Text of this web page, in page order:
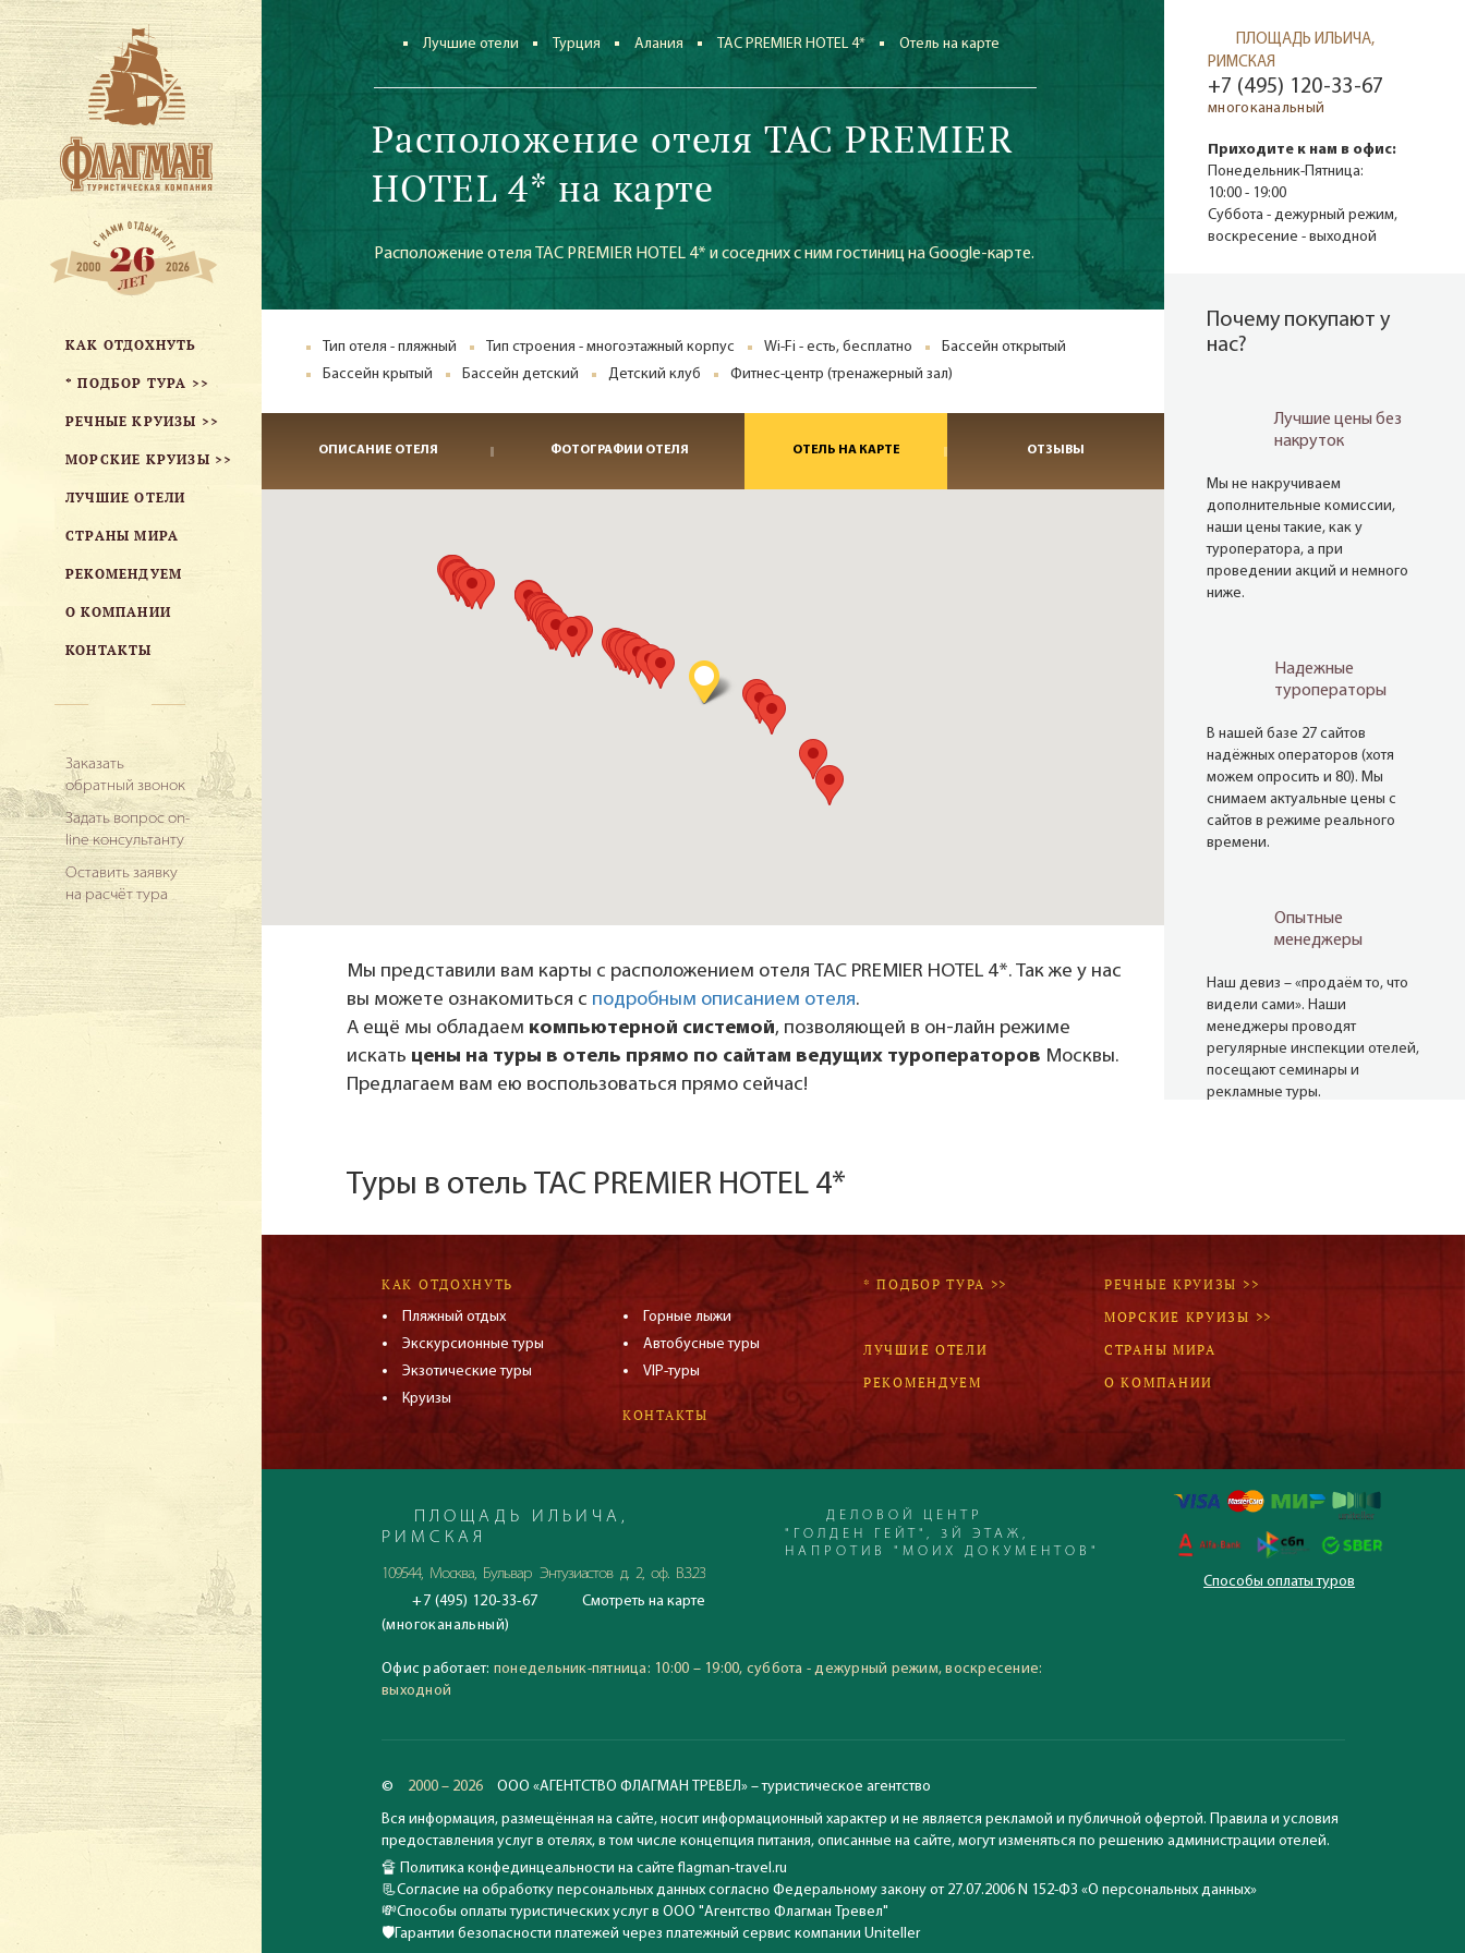
КАК ОТДОХНУТЬ
* ПОДБОР ТУРА >>
РЕЧНЫЕ КРУИЗЫ >>
МОРСКИЕ КРУИЗЫ >>
ЛУЧШИЕ ОТЕЛИ
СТРАНЫ МИРА
РЕКОМЕНДУЕМ
О КОМПАНИИ
КОНТАКТЫ
Заказать
обратный звонок
Задать вопрос on-
line консультанту
Оставить заявку
на расчёт тура
Лучшие отели Турция Алания TAC PREMIER HOTEL 4* Отель на карте
Расположение отеля TAC PREMIER
HOTEL 4* на карте
Расположение отеля TAC PREMIER HOTEL 4* и соседних с ним гостиниц на Google-карте.
Тип отеля - пляжный Тип строения - многоэтажный корпус Wi-Fi - есть, бесплатно
Бассейн открытый
Бассейн крытый
Бассейн детский Детский клуб Фитнес-центр (тренажерный зал)
ОПИСАНИЕ ОТЕЛЯ ФОТОГРАФИИ ОТЕЛЯ ОТЕЛЬ НА КАРТЕ ОТЗЫВЫ
Мы представили вам карты с расположением отеля TAC PREMIER HOTEL 4*. Так же у нас
вы можете ознакомиться с подробным описанием отеля.
А ещё мы обладаем компьютерной системой, позволяющей в он-лайн режиме
искать цены на туры в отель прямо по сайтам ведущих туроператоров Москвы.
Предлагаем вам ею воспользоваться прямо сейчас!
ПЛОЩАДЬ ИЛЬИЧА,
РИМСКАЯ
+7 (495) 120-33-67
многоканальный
Приходите к нам в офис:
Понедельник-Пятница:
10:00 - 19:00
Суббота - дежурный режим,
воскресение - выходной
Почему покупают у
нас?
Лучшие цены без
накруток
Мы не накручиваем
дополнительные комиссии,
наши цены такие, как у
туроператора, а при
проведении акций и немного
ниже.
Надежные
туроператоры
В нашей базе 27 сайтов
надёжных операторов (хотя
можем опросить и 80). Мы
снимаем актуальные цены с
сайтов в режиме реального
времени.
Опытные
менеджеры
Наш девиз – «продаём то, что
видели сами». Наши
менеджеры проводят
регулярные инспекции отелей,
посещают семинары и
рекламные туры.
Мы не продаём туры он-лайн.
убедится в наличии тура по
это связывается с клиентом.
Да! Это не современно, но зато
Туры в отель TAC PREMIER HOTEL 4*
КАК ОТДОХНУТЬ
Пляжный отдых
Экскурсионные туры
Экзотические туры
Круизы
Горные лыжи
Автобусные туры
VIP-туры
* ПОДБОР ТУРА >>
РЕЧНЫЕ КРУИЗЫ >>
МОРСКИЕ КРУИЗЫ >>
ЛУЧШИЕ ОТЕЛИ
СТРАНЫ МИРА
РЕКОМЕНДУЕМ
О КОМПАНИИ
КОНТАКТЫ
ПЛОЩАДЬ ИЛЬИЧА,
РИМСКАЯ
109544, Москва, Бульвар Энтузиастов д. 2, оф. В.3.23
+7 (495) 120-33-67
(многоканальный)
Смотреть на карте
ДЕЛОВОЙ ЦЕНТР
"ГОЛДЕН ГЕЙТ", 3Й ЭТАЖ,
НАПРОТИВ "МОИХ ДОКУМЕНТОВ"
воскресение: выходной
Офис работает: понедельник-пятница: 10:00 – 19:00, суббота - дежурный режим, воскресение:
выходной
Способы оплаты туров
© 2000 – 2026
ООО «АГЕНТСТВО ФЛАГМАН ТРЕВЕЛ» – туристическое агентство
Вся информация, размещённая на сайте, носит информационный характер и не является рекламой и публичной офертой. Правила и условия
предоставления услуг в отелях, в том числе концепция питания, описанные на сайте, могут изменяться по решению администрации отелей.
🔏 Политика конфединцеальности на сайте flagman-travel.ru
📃Согласие на обработку персональных данных согласно Федеральному закону от 27.07.2006 N 152-ФЗ «О персональных данных»
💸Способы оплаты туристических услуг в ООО "Агентство Флагман Тревел"
🛡️Гарантии безопасности платежей через платежный сервис компании Uniteller